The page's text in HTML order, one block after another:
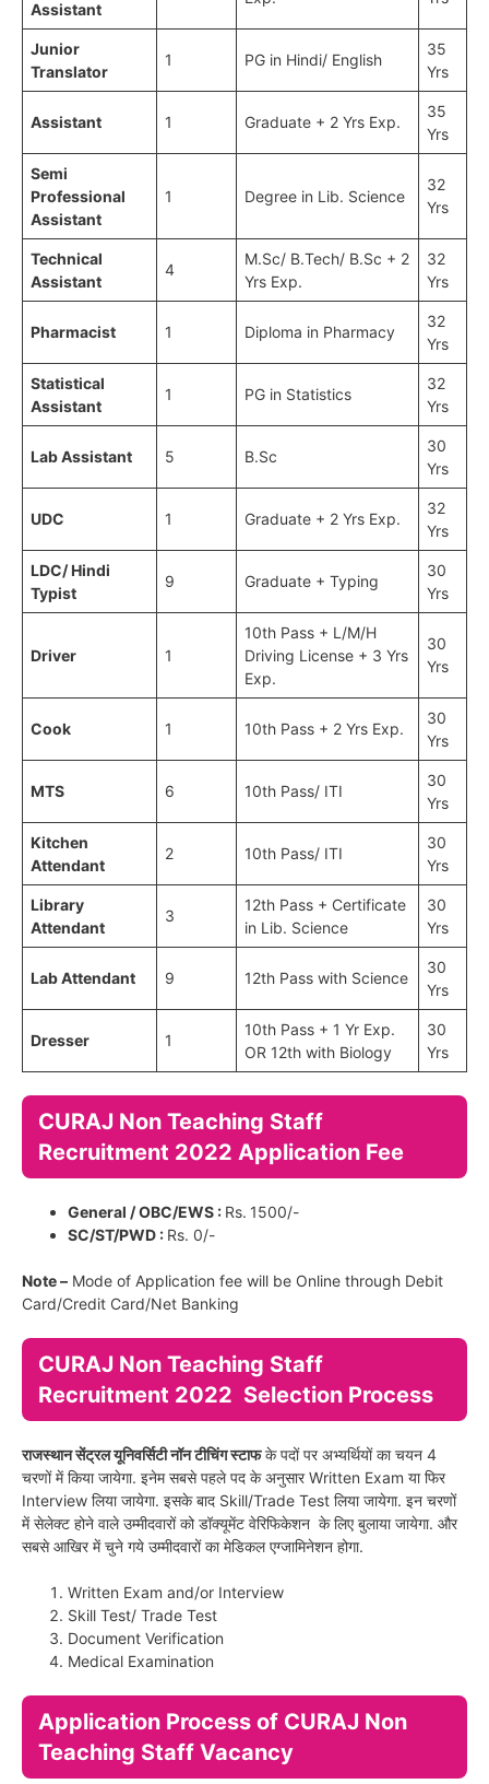
Assistant
Junior
Translator
1 PG in Hindi/ English
35
Yrs
Assistant 1 Graduate + 2 Yrs Exp.
35
Yrs
Semi
Professional
Assistant
1 Degree in Lib. Science
32
Yrs
Technical
Assistant
4
M.Sc/ B.Tech/ B.Sc + 2
Yrs Exp.
32
Yrs
Pharmacist 1 Diploma in Pharmacy
32
Yrs
Statistical
Assistant
1 PG in Statistics
32
Yrs
Lab Assistant 5 B.Sc
30
Yrs
UDC 1 Graduate + 2 Yrs Exp.
32
Yrs
LDC/ Hindi
Typist
9 Graduate + Typing
30
Yrs
Driver 1
10th Pass + L/M/H
Driving License + 3 Yrs
Exp.
30
Yrs
Cook 1 10th Pass + 2 Yrs Exp.
30
Yrs
MTS 6 10th Pass/ ITI
30
Yrs
Kitchen
Attendant
2 10th Pass/ ITI
30
Yrs
Library
Attendant
3
12th Pass + Certificate
in Lib. Science
30
Yrs
Lab Attendant 9 12th Pass with Science
30
Yrs
Dresser 1
10th Pass + 1 Yr Exp.
OR 12th with Biology
30
Yrs
CURAJ Non Teaching Staff
Recruitment 2022 Application Fee
General / OBC/EWS : Rs. 1500/-
SC/ST/PWD : Rs. 0/-
Note – Mode of Application fee will be Online through Debit
Card/Credit Card/Net Banking
CURAJ Non Teaching Staff
Recruitment 2022 Selection Process
राजस्थान सेंट्रल यूनिवर्सिटी नॉन टीचिंग स्टाफके पदों पर अभ्यर्थियों का चयन 4
चरणों में किया जायेगा. इनेम सबसे पहले पद के अनुसार Written Exam या फिर
Interview लिया जायेगा. इसके बाद Skill/Trade Test लिया जायेगा. इन चरणों
में सेलेक्ट होने वाले उम्मीदवारों को डॉक्यूमेंट वेरिफिकेशन के लिए बुलाया जायेगा. और
सबसे आखिर में चुने गये उम्मीदवारों का मेडिकल एग्जामिनेशन होगा.
Written Exam and/or Interview
Skill Test/ Trade Test
Document Verification
Medical Examination
Application Process of CURAJ Non
Teaching Staff Vacancy